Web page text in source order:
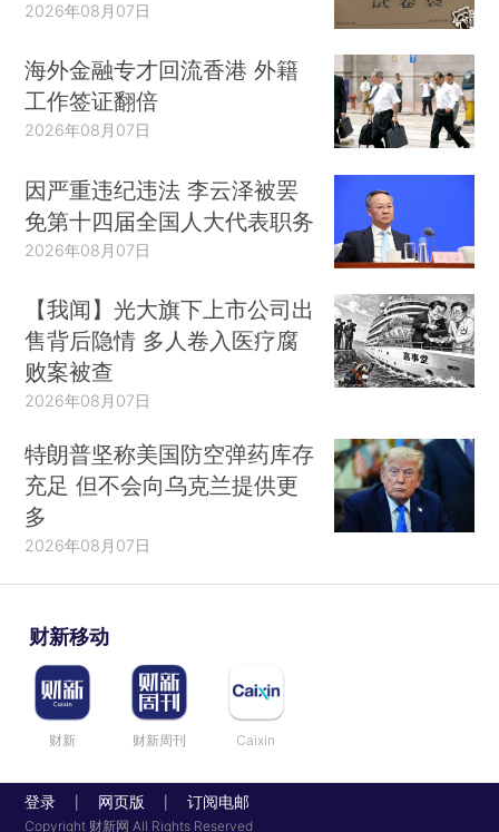
2026年08月07日
海外金融专才回流香港 外籍
工作签证翻倍
2026年08月07日
因严重违纪违法 李云泽被罢
免第十四届全国人大代表职务
2026年08月07日
【我闻】光大旗下上市公司出
售背后隐情 多人卷入医疗腐
败案被查
2026年08月07日
特朗普坚称美国防空弹药库存
充足 但不会向乌克兰提供更
多
2026年08月07日
财新移动
财新 财新周刊 Caixin
登录 网页版 订阅电邮
Copyright 财新网 All Rights Reserved